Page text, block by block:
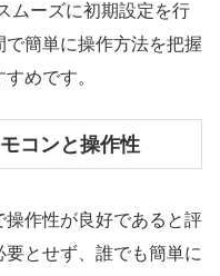
ムーズに初期設定を行
簡単に操作方法を把握
めです。
コンと操作性
操作性が良好であると評
とせず、誰でも簡単に